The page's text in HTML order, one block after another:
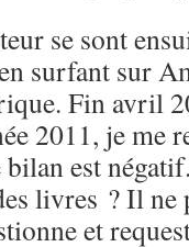
se sont
surfant sur
Fin avril
2011, je me
est
livres ? Il ne
et